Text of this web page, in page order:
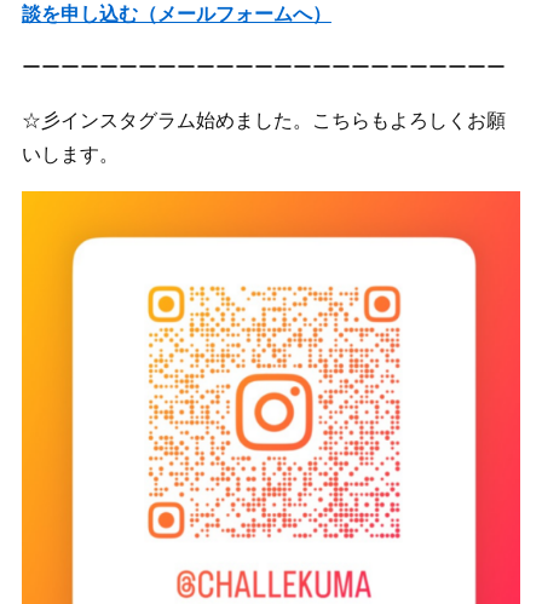
談を申し込む（メールフォームへ）
ーーーーーーーーーーーーーーーーーーーーーーーーー
☆彡インスタグラム始めました。こちらもよろしくお願
いします。